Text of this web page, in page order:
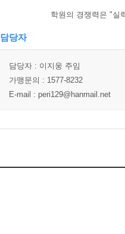
학원의 경쟁력은 "실
담당자
담당자 : 이지웅 주임
가맹문의 : 1577-8232
E-mail : peri129@hanmail.net